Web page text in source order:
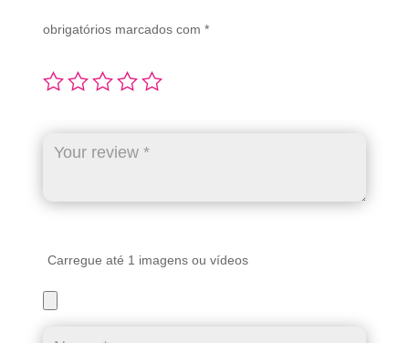
obrigatórios marcados com *
Carregue até 1 imagens ou vídeos